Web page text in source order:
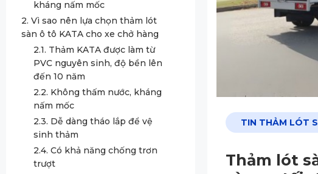
kháng nấm mốc
2. Vì sao nên lựa chọn thảm lót
sàn ô tô KATA cho xe chở hàng
2.1. Thảm KATA được làm từ
PVC nguyên sinh, độ bền lên
đến 10 năm
2.2. Không thấm nước, kháng
nấm mốc
2.3. Dễ dàng tháo lắp để vệ
sinh thảm
2.4. Có khả năng chống trơn
trượt
TIN THẢM LÓT
Thảm lót